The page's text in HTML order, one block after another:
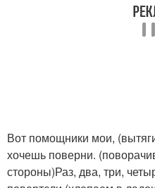
Вот помощники мои,
хочешь поверни.
стороны)Раз, два, три,